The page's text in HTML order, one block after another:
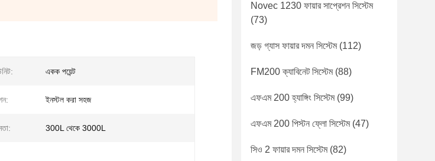
একক পয়েন্ট
ইনস্টল করা সহজ
300L থেকে 3000L
Novec 1230 ফায়ার সাপ্রেশন সিস্টেম
(73)
জড় গ্যাস ফায়ার দমন সিস্টেম(112)
FM200 ক্যাবিনেট সিস্টেম(88)
এফএম 200 হ্যাঙ্গিং সিস্টেম(99)
এফএম 200 পিস্টন ফ্লো সিস্টেম(47)
সিও 2 ফায়ার দমন সিস্টেম(82)